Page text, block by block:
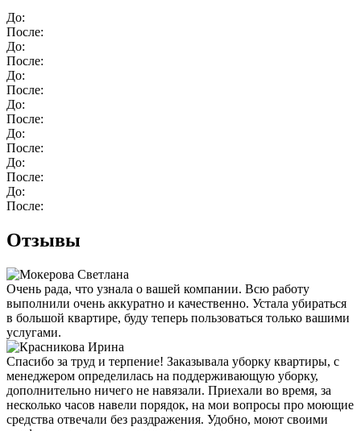
До:
После:
До:
После:
До:
После:
До:
После:
До:
После:
До:
После:
До:
После:
Отзывы
Очень рада, что узнала о вашей компании. Всю работу
выполнили очень аккуратно и качественно. Устала убираться
в большой квартире, буду теперь пользоваться только вашими
услугами.
Спасибо за труд и терпение! Заказывала уборку квартиры, с
менеджером определилась на поддерживающую уборку,
дополнительно ничего не навязали. Приехали во время, за
несколько часов навели порядок, на мои вопросы про моющие
средства отвечали без раздражения. Удобно, моют своими